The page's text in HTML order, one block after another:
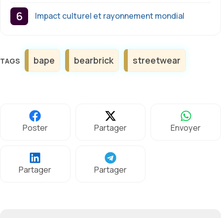
Impact culturel et rayonnement mondial
Étiquettes
bape bearbrick streetwear
Poster Partager Envoyer
Partager Partager